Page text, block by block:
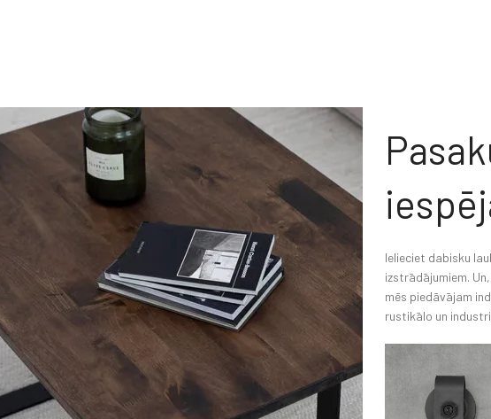
Ielieciet dabisku
izstrādājumiem.
mēs piedāvājam
rustikālo un